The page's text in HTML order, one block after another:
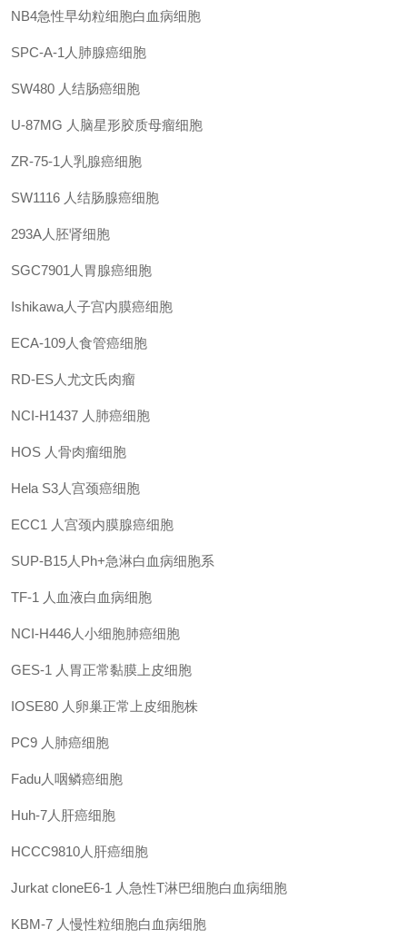
NB4急性早幼粒细胞白血病细胞
SPC-A-1人肺腺癌细胞
SW480 人结肠癌细胞
U-87MG 人脑星形胶质母瘤细胞
ZR-75-1人乳腺癌细胞
SW1116 人结肠腺癌细胞
293A人胚肾细胞
SGC7901人胃腺癌细胞
Ishikawa人子宫内膜癌细胞
ECA-109人食管癌细胞
RD-ES人尤文氏肉瘤
NCI-H1437 人肺癌细胞
HOS 人骨肉瘤细胞
Hela S3人宫颈癌细胞
ECC1 人宫颈内膜腺癌细胞
SUP-B15人Ph+急淋白血病细胞系
TF-1 人血液白血病细胞
NCI-H446人小细胞肺癌细胞
GES-1 人胃正常黏膜上皮细胞
IOSE80 人卵巢正常上皮细胞株
PC9 人肺癌细胞
Fadu人咽鳞癌细胞
Huh-7人肝癌细胞
HCCC9810人肝癌细胞
Jurkat cloneE6-1 人急性T淋巴细胞白血病细胞
KBM-7 人慢性粒细胞白血病细胞